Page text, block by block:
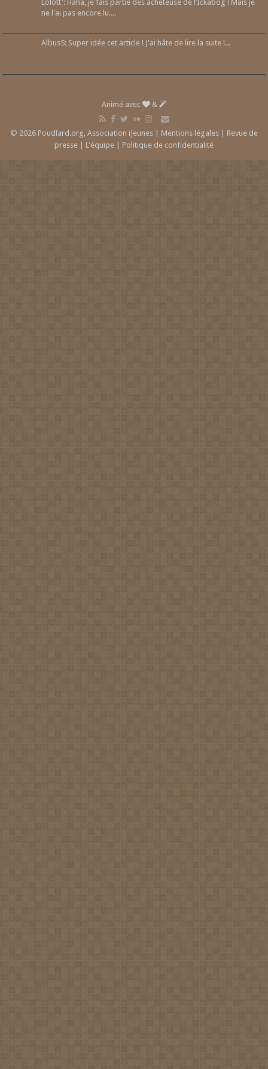
Lolott': Haha, je fais partie des acheteuse de l’Ickabog ! Mais je
ne l'ai pas encore lu....
Albus5: Super idée cet article ! J'ai hâte de lire la suite !...
Animé avec &
© 2026 Poudlard.org, Association iJeunes | Mentions légales | Revue de
presse | L'équipe | Politique de confidentialité